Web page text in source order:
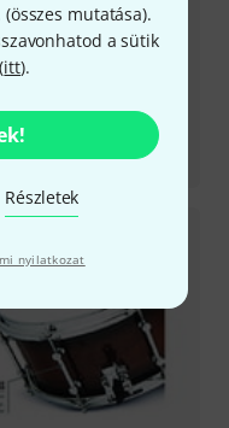
(összes mutatása).
a sütik
itt).
Részletek
nyilatkozat